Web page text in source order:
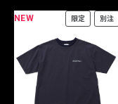
NEW 限定 別注